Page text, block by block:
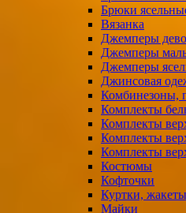
Брюки
Вязанка
Джемперы
Джемперы
Джемперы
Джинсовая
Комбинезоны,
Комплекты
Комплекты
Комплекты
Комплекты
Костюмы
Кофточки
Куртки,
Майки